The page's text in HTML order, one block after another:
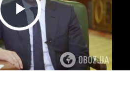
Play Video